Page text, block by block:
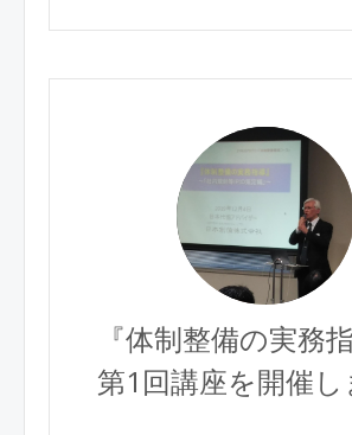
『体制整備の実務指
第1回講座を開催し